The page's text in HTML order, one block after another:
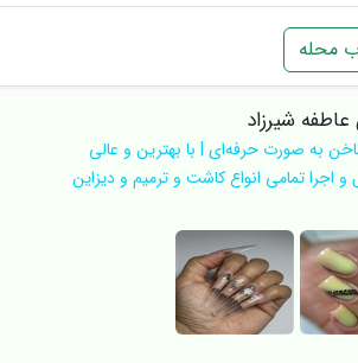
محله
شیرزاد
به صورت حرفه‌ای | با بهترین و عالی
اجرا تمامی انواع کاشت و ترمیم و دیزاین